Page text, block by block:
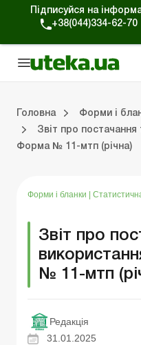
Підписуйся на
+38(044)334-62-70
Головна Форми і
Звіт про постачання
Форма № 11-мтп (річна)
Форми і бланки
Звіт про
№ 11-мтп
Редакція
31.01.2025